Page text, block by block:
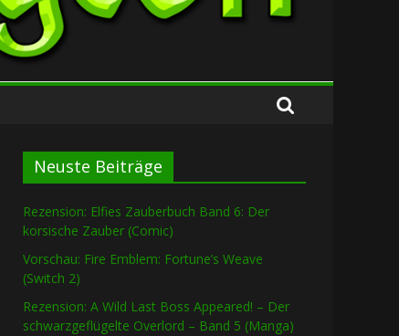
Neuste Beiträge
Rezension: Elfies Zauberbuch Band 6: Der
korsische Zauber (Comic)
Vorschau: Fire Emblem: Fortune’s Weave
(Switch 2)
Rezension: A Wild Last Boss Appeared! – Der
schwarzgeflügelte Overlord – Band 5 (Manga)